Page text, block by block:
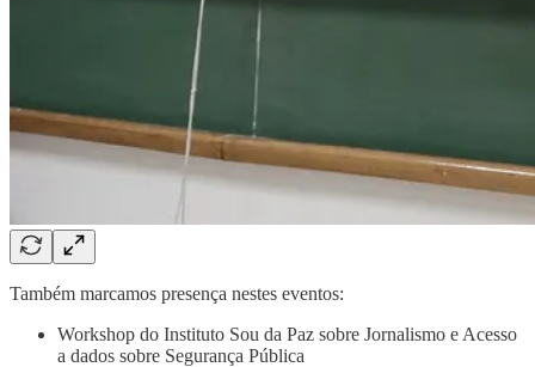
Também marcamos presença nestes eventos:
Workshop do Instituto Sou da Paz sobre Jornalismo e Acesso
a dados sobre Segurança Pública